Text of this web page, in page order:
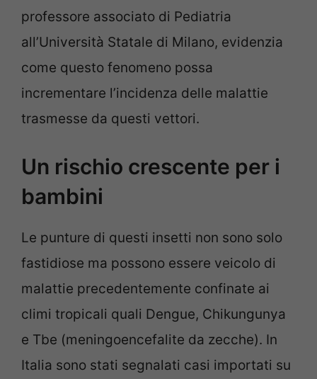
professore associato di Pediatria
all’Università Statale di Milano, evidenzia
come questo fenomeno possa
incrementare l’incidenza delle malattie
trasmesse da questi vettori.
Un rischio crescente per i
bambini
Le punture di questi insetti non sono solo
fastidiose ma possono essere veicolo di
malattie precedentemente confinate ai
climi tropicali quali Dengue, Chikungunya
e Tbe (meningoencefalite da zecche). In
Italia sono stati segnalati casi importati su